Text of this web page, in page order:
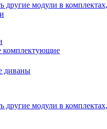
другие модули в
комплектующие
диваны
другие модули в